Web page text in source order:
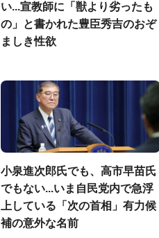
い...宣教師に「獣より劣ったも
の」と書かれた豊臣秀吉のおぞ
ましき性欲
小泉進次郎氏でも、高市早苗氏
でもない...いま自民党内で急浮
上している「次の首相」有力候
補の意外な名前